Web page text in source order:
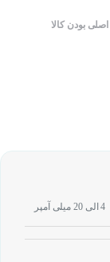
بودن کالا
4 الی 20 میلی آمپر